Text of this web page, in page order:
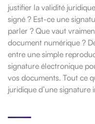
justifier la validité
signé ? Est-ce une
parler ? Que vaut
document numérique ?
entre une simple
signature électronique
vos documents. Tout ce
juridique d’une signature